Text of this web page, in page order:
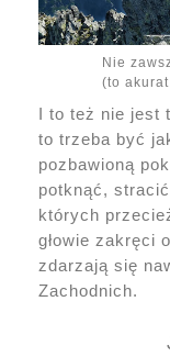
Nie
(to
I to też nie jest
to trzeba być
pozbawioną
potknąć,
których
głowie zakręci
zdarzają się
Zachodnich.